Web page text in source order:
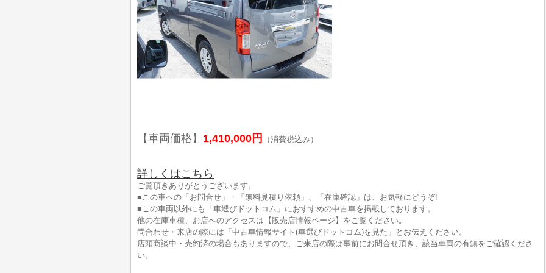
【車両価格】 1,410,000円 （消費税込み）
詳しくはこちら
ご覧頂きありがとうございます。
■この車への「お問合せ」・「無料見積り依頼」、「在庫確認」は、お気軽にどうぞ!
■この車両以外にも「車選びドットコム」におすすめの中古車を掲載しております。
他の在庫車種、お店へのアクセスは【販売店情報ページ】をご覧ください。
問合わせ・来店の際には「中古車情報サイト(車選びドットコム)を見た」とお伝えください。
店頭商談中・売約済の場合もありますので、ご来店の際は事前にお問合せ頂き、該当車両の有無をご確認くださ
い。